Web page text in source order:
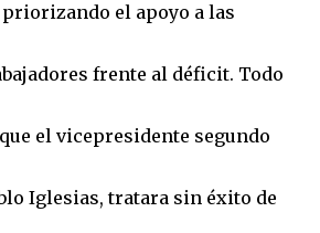
el apoyo a las
frente al déficit. Todo
el vicepresidente segundo
Iglesias, tratara sin éxito de